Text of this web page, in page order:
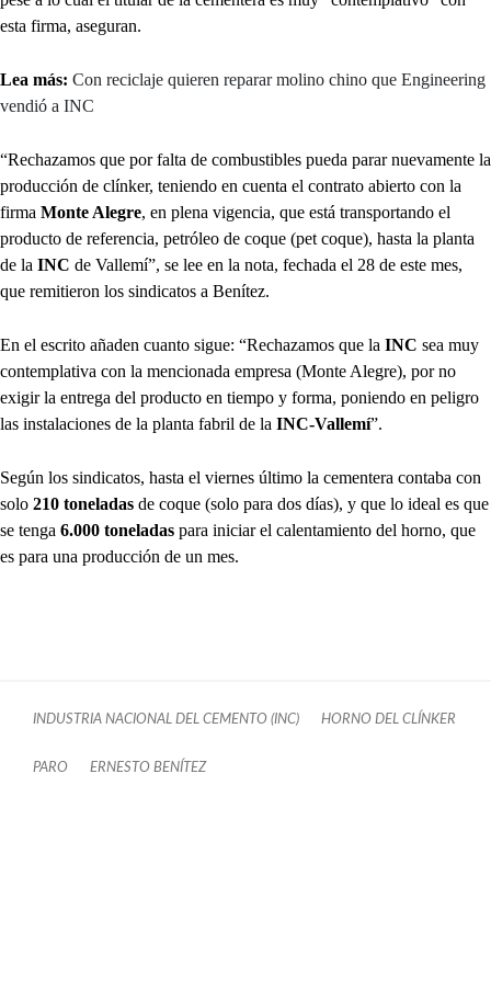
esta firma, aseguran.
Lea más: Con reciclaje quieren reparar molino chino que Engineering
vendió a INC
“Rechazamos que por falta de combustibles pueda parar nuevamente la
producción de clínker, teniendo en cuenta el contrato abierto con la
firma Monte Alegre, en plena vigencia, que está transportando el
producto de referencia, petróleo de coque (pet coque), hasta la planta
de la INC de Vallemí”, se lee en la nota, fechada el 28 de este mes,
que remitieron los sindicatos a Benítez.
En el escrito añaden cuanto sigue: “Rechazamos que la INC sea muy
contemplativa con la mencionada empresa (Monte Alegre), por no
exigir la entrega del producto en tiempo y forma, poniendo en peligro
las instalaciones de la planta fabril de la INC-Vallemí”.
Según los sindicatos, hasta el viernes último la cementera contaba con
solo 210 toneladas de coque (solo para dos días), y que lo ideal es que
se tenga 6.000 toneladas para iniciar el calentamiento del horno, que
es para una producción de un mes.
INDUSTRIA NACIONAL DEL CEMENTO (INC) HORNO DEL CLÍNKER
PARO ERNESTO BENÍTEZ